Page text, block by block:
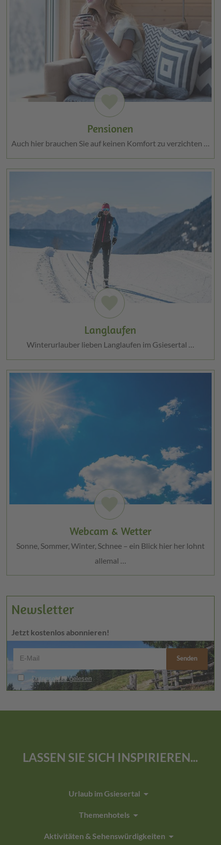
Pensionen
Auch hier brauchen Sie auf keinen Komfort zu verzichten …
Langlaufen
Winterurlauber lieben Langlaufen im Gsiesertal …
Webcam & Wetter
Sonne, Sommer, Winter, Schnee – ein Blick hier her lohnt
allemal …
Newsletter
Jetzt kostenlos abonnieren!
LASSEN SIE SICH INSPIRIEREN...
Urlaub im Gsiesertal arrow_drop_down
Themenhotels arrow_drop_down
Aktivitäten & Sehenswürdigkeiten arrow_drop_down